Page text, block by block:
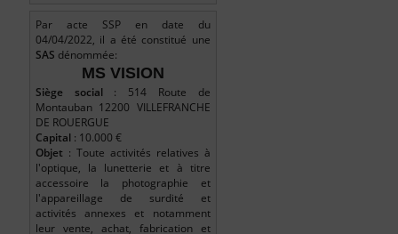
Par acte SSP en date du
04/04/2022, il a été constitué une
SAS dénommée:
MS VISION
Siège social : 514 Route de
Montauban 12200 VILLEFRANCHE
DE ROUERGUE
Capital : 10.000 €
Objet : Toute activités relatives à
l'optique, la lunetterie et à titre
accessoire la photographie et
l'appareillage de surdité et
activités annexes et notamment
leur vente, achat, fabrication et